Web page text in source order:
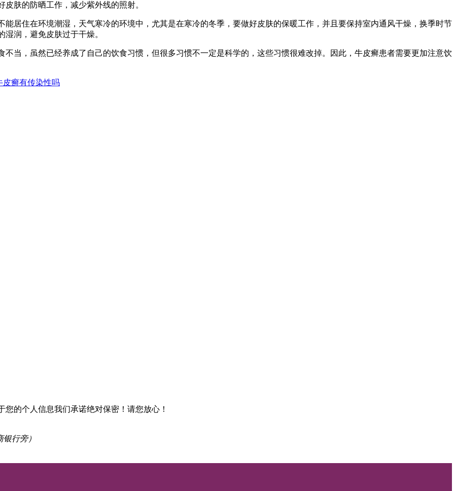
肤的防晒工作，减少紫外线的照射。
居住在环境潮湿，天气寒冷的环境中，尤其是在寒冷的冬季，要做好皮肤的保暖工作，并且要保持室内通风干燥，换季时节
润，避免皮肤过于干燥。
当，虽然已经养成了自己的饮食习惯，但很多习惯不一定是科学的，这些习惯很难改掉。因此，牛皮癣患者需要更加注意饮
皮癣有传染性吗
的个人信息我们承诺绝对保密！请您放心！
行旁）